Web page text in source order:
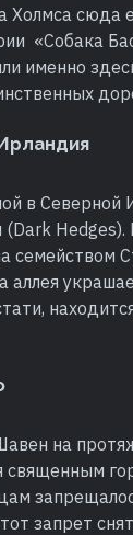
Холмса сюда
«Собака
именно
в Северной
Hedges).
семейством
аллея
на
священным
запрет